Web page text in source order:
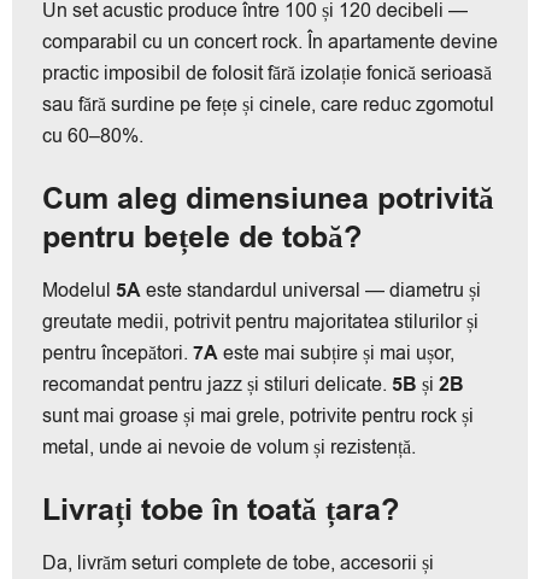
Un set acustic produce între 100 și 120 decibeli —
comparabil cu un concert rock. În apartamente devine
practic imposibil de folosit fără izolație fonică serioasă
sau fără surdine pe fețe și cinele, care reduc zgomotul
cu 60–80%.
Cum aleg dimensiunea potrivită
pentru bețele de tobă?
Modelul 5Aeste standardul universal — diametru și
greutate medii, potrivit pentru majoritatea stilurilor și
pentru începători. 7Aeste mai subțire și mai ușor,
recomandat pentru jazz și stiluri delicate. 5B și 2B
sunt mai groase și mai grele, potrivite pentru rock și
metal, unde ai nevoie de volum și rezistență.
Livrați tobe în toată țara?
Da, livrăm seturi complete de tobe, accesorii și